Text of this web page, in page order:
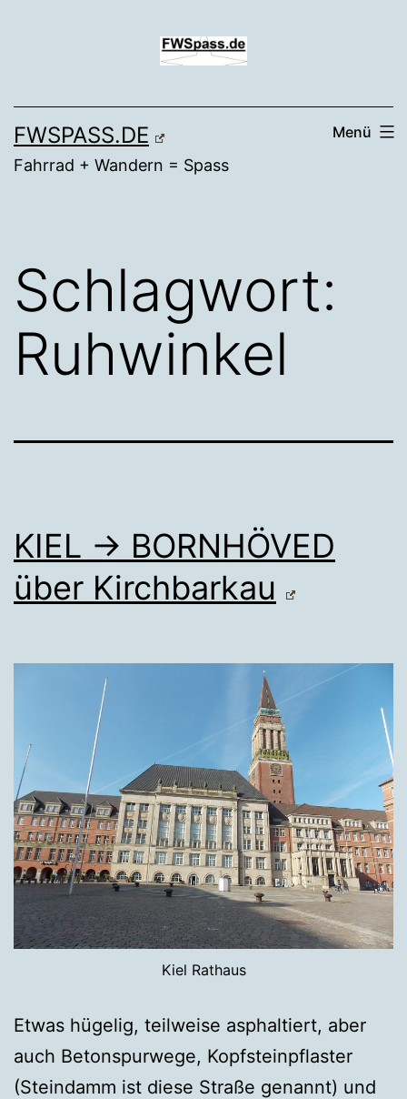
FWSPASS.DE
Fahrrad + Wandern = Spass
Menü
Schlagwort:
Ruhwinkel
KIEL → BORNHÖVED
über Kirchbarkau
Kiel Rathaus
Etwas hügelig, teilweise asphaltiert, aber
auch Betonspurwege, Kopfsteinpflaster
(Steindamm ist diese Straße genannt) und